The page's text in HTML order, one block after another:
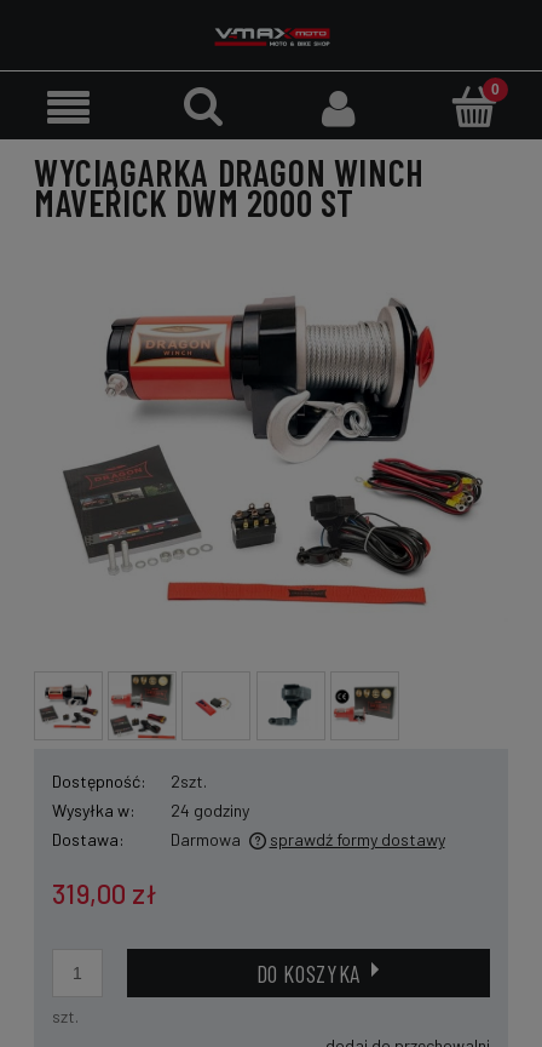
WYCIĄGARKA DRAGON WINCH
MAVERICK DWM 2000 ST
Dostępność:
2szt.
Wysyłka w:
24 godziny
Dostawa:
Darmowa sprawdź formy dostawy
319,00 zł
szt.
DO KOSZYKA